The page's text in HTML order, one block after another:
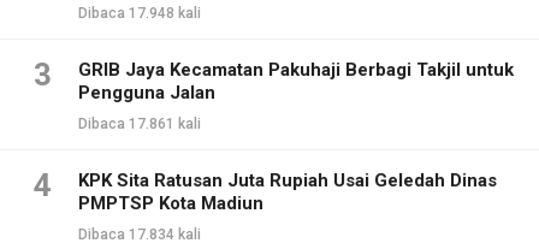
Dibaca 17.948 kali
3
GRIB Jaya Kecamatan Pakuhaji Berbagi Takjil untuk
Pengguna Jalan
Dibaca 17.861 kali
4
KPK Sita Ratusan Juta Rupiah Usai Geledah Dinas
PMPTSP Kota Madiun
Dibaca 17.834 kali